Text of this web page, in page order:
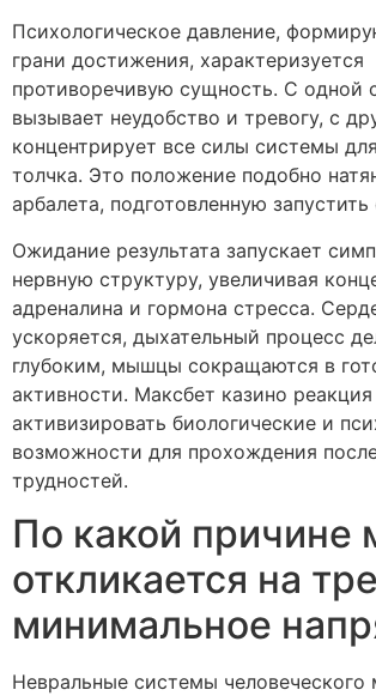
Психологическое давление,
грани достижения, характеризуется
противоречивую сущность. С одной
вызывает неудобство и тревогу, с
концентрирует все силы системы
толчка. Это положение подобно
арбалета, подготовленную
Ожидание результата запускает
нервную структуру, увеличивая
адреналина и гормона стресса.
ускоряется, дыхательный процесс
глубоким, мышцы сокращаются в
активности. Максбет казино
активизировать биологические и
возможности для прохождения
трудностей.
По какой причине
откликается на
минимальное
Невральные системы человеческого